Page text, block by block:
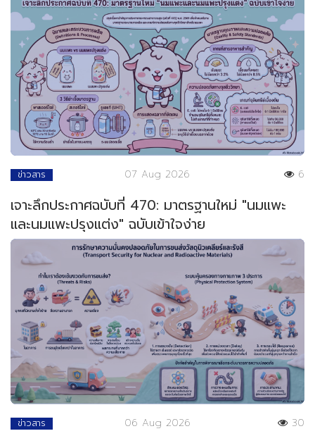
ข่าวสาร 07 Aug 2026 6
เจาะลึกประกาศฉบับที่ 470: มาตรฐานใหม่ "นมแพะ
และนมแพะปรุงแต่ง" ฉบับเข้าใจง่าย
ข่าวสาร 06 Aug 2026 30